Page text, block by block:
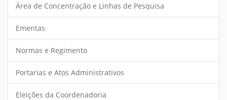
Área de Concentração e Linhas de Pesquisa
Ementas
Normas e Regimento
Portarias e Atos Administrativos
Eleições da Coordenadoria